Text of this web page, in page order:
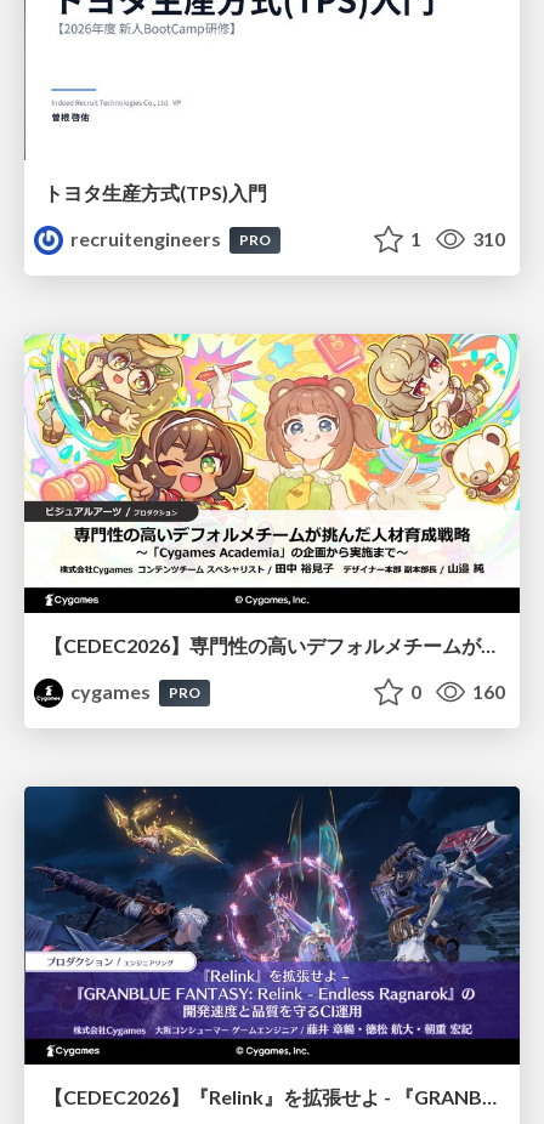
トヨタ⽣産⽅式(TPS)⼊⾨
recruitengineers
PRO 1 310
【CEDEC2026】専門性の高いデフォルメチームが挑んだ人材育成戦略 〜Cygames Academiaの企画から実施まで〜
cygames
PRO 0 160
【CEDEC2026】『Relink』を拡張せよ - 『GRANBLUE FANTASY: Relink - Endless Ragnarok』の開発速度と品質を守るCI運用